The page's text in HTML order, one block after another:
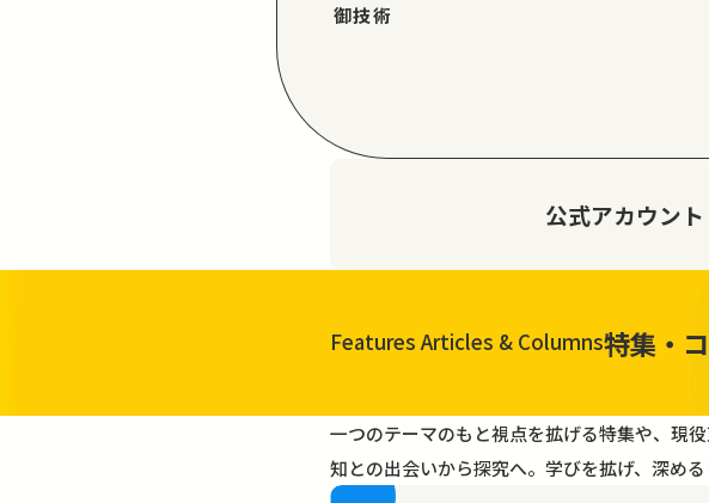
御技術
公式アカウント
Features Articles & Columns特集・
一覧を見る
一つのテーマのもと視点を拡げる特集や、現役
知との出会いから探究へ。学びを拡げ、深める